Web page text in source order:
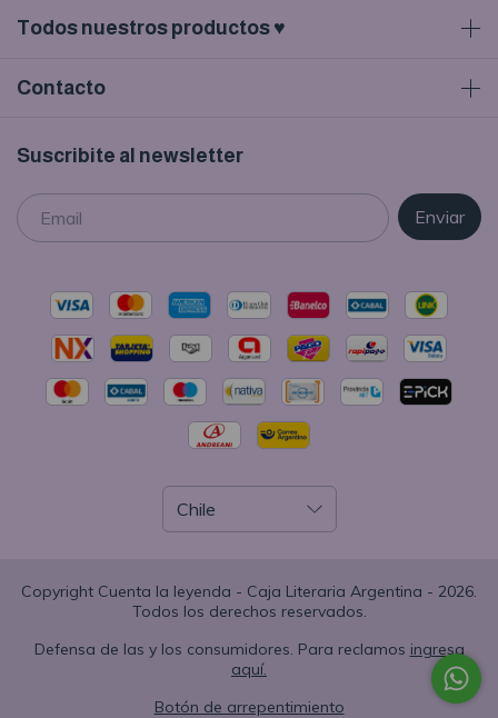
Todos nuestros productos ♥
Contacto
Suscribite al newsletter
Copyright Cuenta la leyenda - Caja Literaria Argentina - 2026.
Todos los derechos reservados.
Defensa de las y los consumidores. Para reclamos ingresa
aquí.
Botón de arrepentimiento